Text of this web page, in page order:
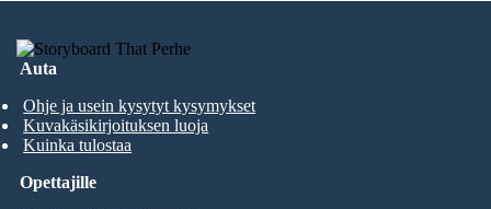
Auta
Ohje ja usein kysytyt kysymykset
Kuvakäsikirjoituksen luoja
Kuinka tulostaa
Opettajille